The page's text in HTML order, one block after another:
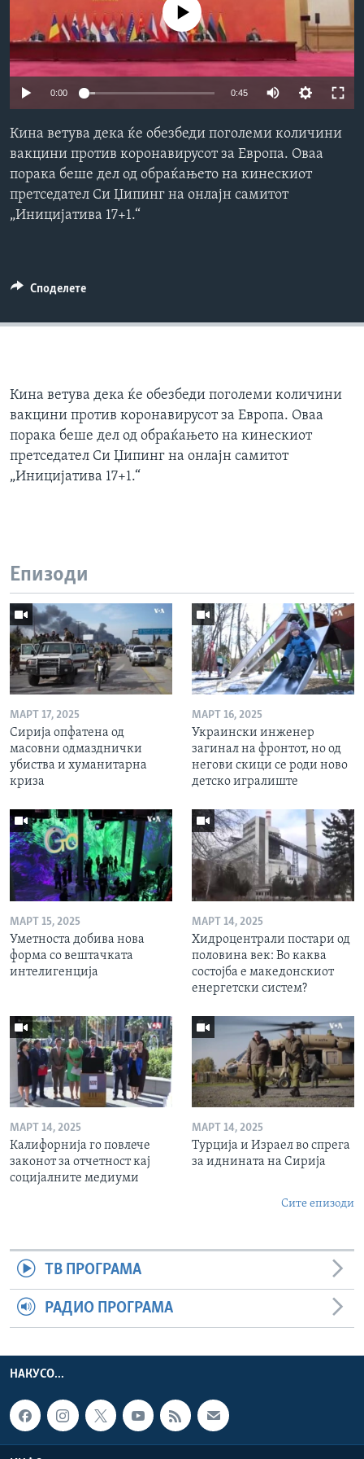
ИНТЕРВЈУА
Јазици
No media source currently available
0:00 0:45
Кина ветува дека ќе обезбеди поголеми количини
вакцини против коронавирусот за Европа. Оваа
порака беше дел од обраќањето на кинескиот
претседател Си Џипинг на онлајн самитот
„Иницијатива 17+1.“
Споделете
Кина ветува дека ќе обезбеди поголеми количини
вакцини против коронавирусот за Европа. Оваа
порака беше дел од обраќањето на кинескиот
претседател Си Џипинг на онлајн самитот
„Иницијатива 17+1.“
Епизоди
МАРТ 17, 2025
Сирија опфатена од
масовни одмазднички
убиства и хуманитарна
криза
МАРТ 16, 2025
Украински инженер
загинал на фронтот, но од
негови скици се роди ново
детско игралиште
МАРТ 15, 2025
Уметноста добива нова
форма со вештачката
интелигенција
МАРТ 14, 2025
Хидроцентрали постари од
половина век: Во каква
состојба е македонскиот
енергетски систем?
МАРТ 14, 2025
Калифорнија го повлече
законот за отчетност кај
социјалните медиуми
МАРТ 14, 2025
Турција и Израел во спрега
за иднината на Сирија
Сите епизоди
ТВ ПРОГРАМА
РАДИО ПРОГРАМА
НАКУСО...